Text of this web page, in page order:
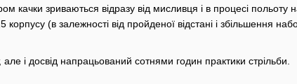
качки зриваються відразу від мисливця і в процесі
(в залежності від пройденої відстані і збільшення
і досвід напрацьований сотнями годин практики стрільби.